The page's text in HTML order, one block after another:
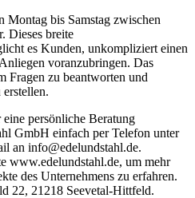
bis Samstag zwischen
Dieses breite
es Kunden, unkompliziert einen
voranzubringen. Das
Fragen zu beantworten und
persönliche Beratung
GmbH einfach per Telefon unter
an info@edelundstahl.de.
www.edelundstahl.de, um mehr
des Unternehmens zu erfahren.
22, 21218 Seevetal-Hittfeld.